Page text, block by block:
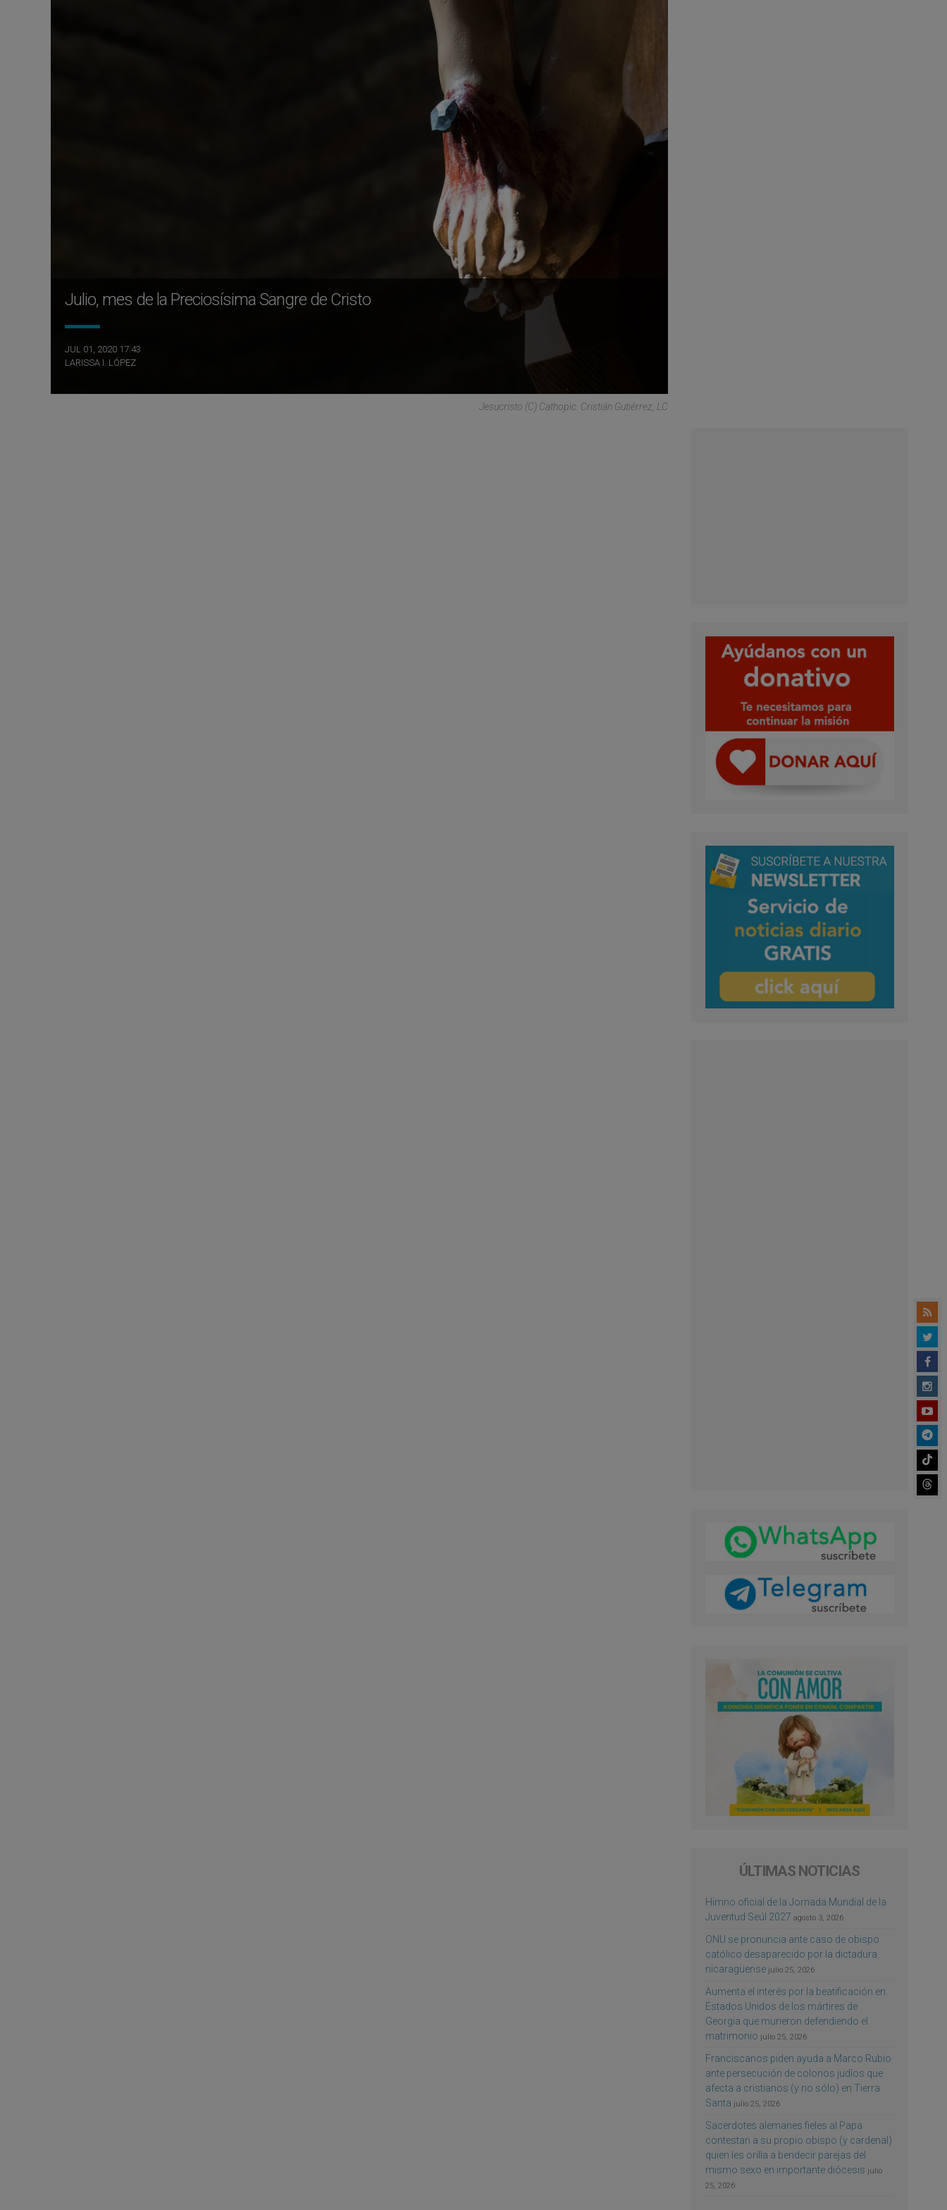
Julio, mes de la Preciosísima Sangre de Cristo
JUL 01, 2020 17:43
LARISSA I. LÓPEZ
Jesucristo (C) Cathopic. Cristián Gutiérrez, LC
ÚLTIMAS NOTICIAS
Himno oficial de la Jornada Mundial de la
Juventud Seúl 2027 agosto 3, 2026
ONU se pronuncia ante caso de obispo
católico desaparecido por la dictadura
nicaragüense julio 25, 2026
Aumenta el interés por la beatificación en
Estados Unidos de los mártires de
Georgia que murieron defendiendo el
matrimonio julio 25, 2026
Franciscanos piden ayuda a Marco Rubio
ante persecución de colonos judíos que
afecta a cristianos (y no sólo) en Tierra
Santa julio 25, 2026
Sacerdotes alemanes fieles al Papa
contestan a su propio obispo (y cardenal)
quien les orilla a bendecir parejas del
mismo sexo en importante diócesis julio
25, 2026